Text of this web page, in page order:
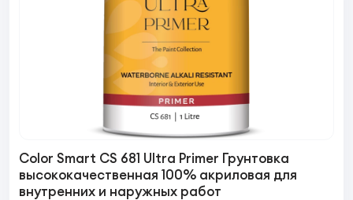
Color Smart CS 681 Ultra Primer Грунтовка
высококачественная 100% акриловая для
внутренних и наружных работ